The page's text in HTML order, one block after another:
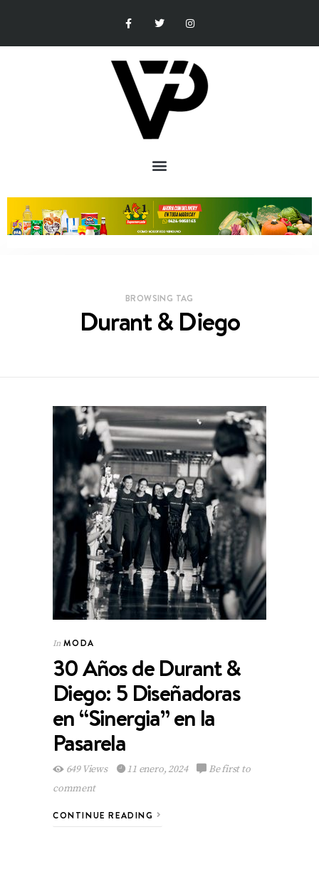
BROWSING TAG
Durant & Diego
In MODA
30 Años de Durant &
Diego: 5 Diseñadoras
en “Sinergia” en la
Pasarela
649 Views 11 enero, 2024
Be first to
comment
CONTINUE READING